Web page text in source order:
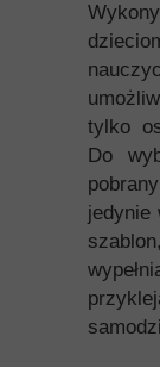
tylko
Do
jedynie